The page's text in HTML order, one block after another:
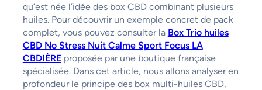
qu’est née l’idée des box CBD combinant plusieurs
huiles. Pour découvrir un exemple concret de pack
complet, vous pouvez consulter la Box Trio huiles
CBD No Stress Nuit Calme Sport Focus LA
CBDIÈREproposée par une boutique française
spécialisée. Dans cet article, nous allons analyser en
profondeur le principe des box multi-huiles CBD,